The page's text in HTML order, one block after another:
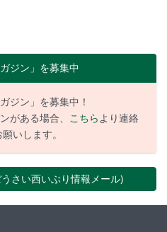
ジン」を募集中
ジン」を募集中！
がある場合、 こちらより連絡
いします。
さい西いぶり情報メール)